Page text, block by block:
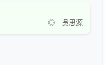
◎ 吳思源